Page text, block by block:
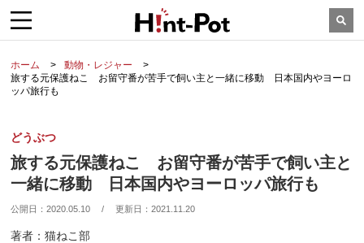
ホーム
動物・レジャー
旅する元保護ねこ お留守番が苦手で飼い主と一緒に移動 日本国内やヨーロ
ッパ旅行も
どうぶつ
旅する元保護ねこ お留守番が苦手で飼い主と
一緒に移動 日本国内やヨーロッパ旅行も
公開日：2020.05.10 / 更新日：2021.11.20
著者：猫ねこ部